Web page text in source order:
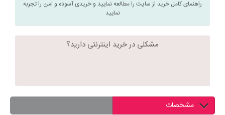
راهنمای کامل خرید از سایت را مطالعه نمایید و خریدی آسوده و امن را تجربه
نمایید
مشکلی در خرید اینترنتی دارید؟
مشخصات